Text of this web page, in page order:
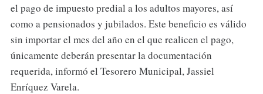
el pago de impuesto predial a los adultos mayores, así
como a pensionados y jubilados. Este beneficio es válido
sin importar el mes del año en el que realicen el pago,
únicamente deberán presentar la documentación
requerida, informó el Tesorero Municipal, Jassiel
Enríquez Varela.